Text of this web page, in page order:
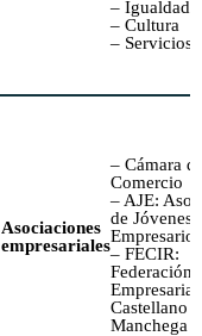
– ­Igualdad
– ­Cultura
– ­Servicios
Asociaciones
empresariales
– Cámara
Comercio
– AJE:
de Jóvenes
Empresarios
– FECIR:
Federación
Empresarial
Castellano
Manchega